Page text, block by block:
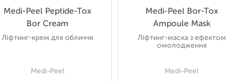
Medi-Peel Peptide-Tox
Bor Cream
Ліфтинг-крем для обличчя
Medi-Peel
Medi-Peel Bor-Tox
Ampoule Mask
Ліфтинг-маска з ефектом
омолодження
Medi-Peel